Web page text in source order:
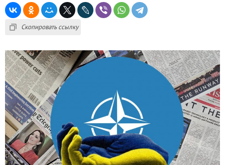
Скопировать ссылку